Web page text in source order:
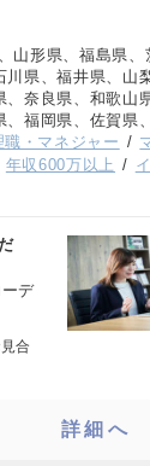
山形県、福島県、
県、福井県、山
奈良県、和歌山
福岡県、佐賀県
職・マネジャー
年収600万以上
デ
合
詳細へ